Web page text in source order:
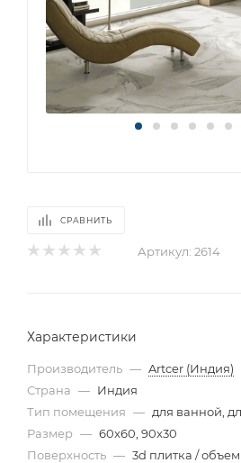
СРАВНИТЬ
Артикул: 2614
Характеристики
Производитель — Artcer (Индия)
Страна — Индия
Тип помещения — для ванной,
Размер — 60x60, 90x30
Поверхность — 3d плитка /